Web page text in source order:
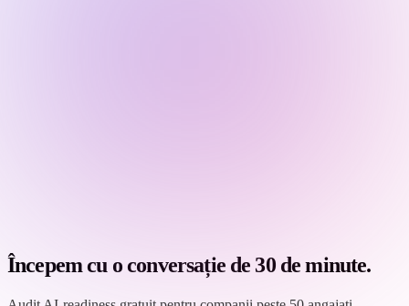
Începem cu o conversație de 30 de minute.